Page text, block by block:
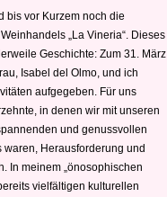
bis vor Kurzem noch die
„La Vineria“. Dieses
Geschichte: Zum 31. März
Isabel del Olmo, und ich
aufgegeben. Für uns
in denen wir mit unseren
und genussvollen
Herausforderung und
In meinem „önosophischen
vielfältigen kulturellen